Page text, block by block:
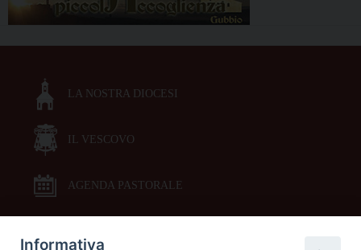
LA NOSTRA DIOCESI
IL VESCOVO
AGENDA PASTORALE
Informativa